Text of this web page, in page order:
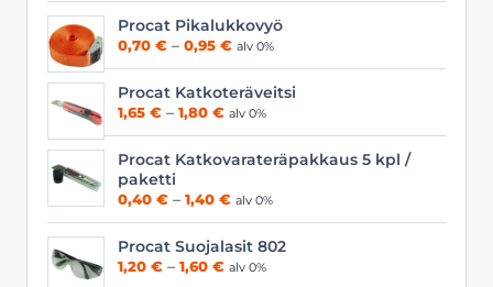
Procat Pikalukkovyö
0,70 € – 0,95 €Hintaluokka:
0,95 €
alv 0%
Procat Katkoteräveitsi
1,65 € – 1,80 €Hintaluokka:
1,80 €
alv 0%
Procat Katkovarateräpakkaus 5 kpl /
paketti
0,40 € – 1,40 €Hintaluokka:
1,40 €
alv 0%
Procat Suojalasit 802
1,20 € – 1,60 €Hintaluokka:
alv 0%